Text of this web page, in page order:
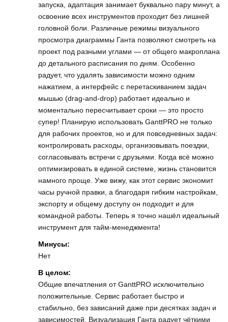
запуска, адаптация занимает буквально пару минут, а
освоение всех инструментов проходит без лишней
головной боли. Различные режимы визуального
просмотра диаграммы Ганта позволяют смотреть на
проект под разными углами — от общего макроплана
до детального расписания по дням. Особенно
радует, что удалять зависимости можно одним
нажатием, а интерфейс с перетаскиванием задач
мышью (drag‑and‑drop) работает идеально и
моментально пересчитывает сроки — это просто
супер! Планирую использовать GanttPRO не только
для рабочих проектов, но и для повседневных задач:
контролировать расходы, организовывать поездки,
согласовывать встречи с друзьями. Когда всё можно
оптимизировать в единой системе, жизнь становится
намного проще. Уже вижу, как этот сервис экономит
часы ручной правки, а благодаря гибким настройкам,
экспорту и общему доступу он подходит и для
командной работы. Теперь я точно нашёл идеальный
инструмент для тайм-менеджмента!
Минусы:
Нет
В целом:
Общие впечатления от GanttPRO исключительно
положительные. Сервис работает быстро и
стабильно, без зависаний даже при десятках задач и
зависимостей. Визуализация Ганта радует чёткими